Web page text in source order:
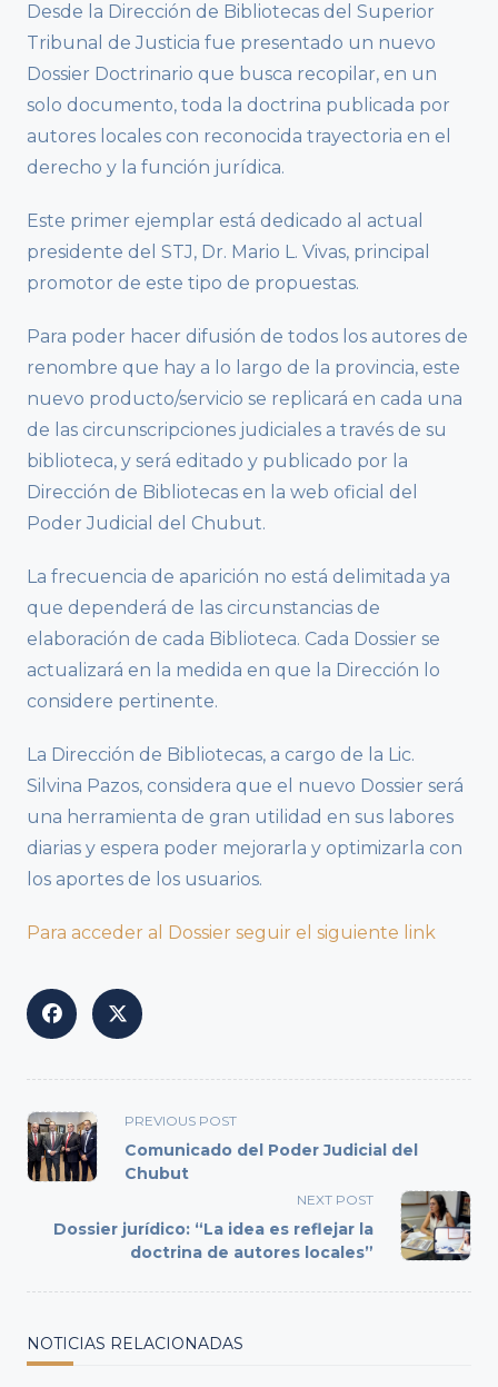
Desde la Dirección de Bibliotecas del Superior
Tribunal de Justicia fue presentado un nuevo
Dossier Doctrinario que busca recopilar, en un
solo documento, toda la doctrina publicada por
autores locales con reconocida trayectoria en el
derecho y la función jurídica.
Este primer ejemplar está dedicado al actual
presidente del STJ, Dr. Mario L. Vivas, principal
promotor de este tipo de propuestas.
Para poder hacer difusión de todos los autores de
renombre que hay a lo largo de la provincia, este
nuevo producto/servicio se replicará en cada una
de las circunscripciones judiciales a través de su
biblioteca, y será editado y publicado por la
Dirección de Bibliotecas en la web oficial del
Poder Judicial del Chubut.
La frecuencia de aparición no está delimitada ya
que dependerá de las circunstancias de
elaboración de cada Biblioteca. Cada Dossier se
actualizará en la medida en que la Dirección lo
considere pertinente.
La Dirección de Bibliotecas, a cargo de la Lic.
Silvina Pazos, considera que el nuevo Dossier será
una herramienta de gran utilidad en sus labores
diarias y espera poder mejorarla y optimizarla con
los aportes de los usuarios.
Para acceder al Dossier seguir el siguiente link
<span
class="nav-
subtitle
reader-
text">Page</span>
PREVIOUS POST
Comunicado del Poder Judicial del
Chubut
NEXT POST
Dossier jurídico: “La idea es reflejar la
doctrina de autores locales”
NOTICIAS RELACIONADAS